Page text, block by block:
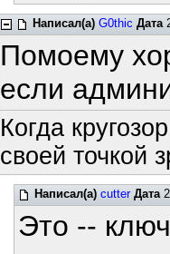
Написал(а) G0thic Дата
Помоему
если
Когда
своей точкой
Написал(а) cutter Дата
Это --